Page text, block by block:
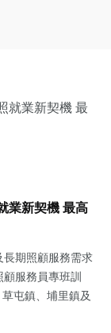
業新契機 最高
長期照顧服務需求
服務員專班訓
屯鎮、埔里鎮及